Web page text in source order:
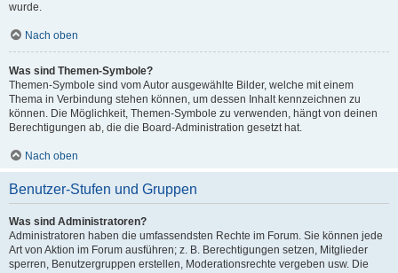
wurde.
Nach oben
Was sind Themen-Symbole?
Themen-Symbole sind vom Autor ausgewählte Bilder, welche mit einem
Thema in Verbindung stehen können, um dessen Inhalt kennzeichnen zu
können. Die Möglichkeit, Themen-Symbole zu verwenden, hängt von deinen
Berechtigungen ab, die die Board-Administration gesetzt hat.
Nach oben
Benutzer-Stufen und Gruppen
Was sind Administratoren?
Administratoren haben die umfassendsten Rechte im Forum. Sie können jede
Art von Aktion im Forum ausführen; z. B. Berechtigungen setzen, Mitglieder
sperren, Benutzergruppen erstellen, Moderationsrechte vergeben usw. Die